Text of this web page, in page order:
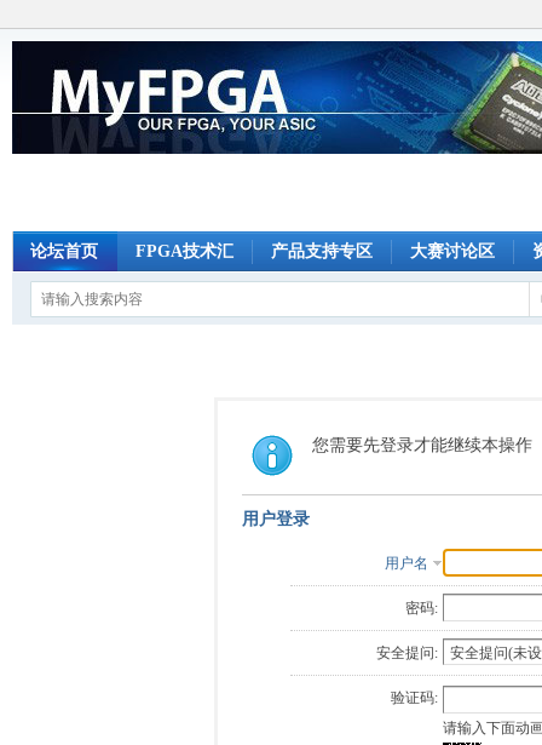
论坛首页 FPGA技术汇 产品支持专区 大赛讨论区
您需要先登录才能继续本操作
用户登录
用户名
密码:
安全提问:
验证码:
请输入下面动